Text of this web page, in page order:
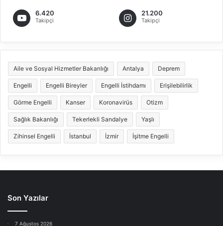
6.420
Takipçi
21.200
Takipçi
Aile ve Sosyal Hizmetler Bakanlığı Antalya Deprem
Engelli Engelli Bireyler Engelli İstihdamı Erişilebilirlik
Görme Engelli Kanser Koronavirüs Otizm
Sağlık Bakanlığı Tekerlekli Sandalye Yaşlı
Zihinsel Engelli İstanbul İzmir İşitme Engelli
Son Yazılar
7 Ağustos 2026